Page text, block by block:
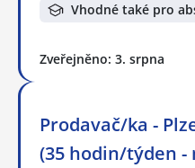
Vhodné také pro
Zveřejněno: 3. srpna
Prodavač/ka -
(35 hodin/týden -